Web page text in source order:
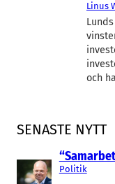
SENASTE NYTT
Politik
Linus
och